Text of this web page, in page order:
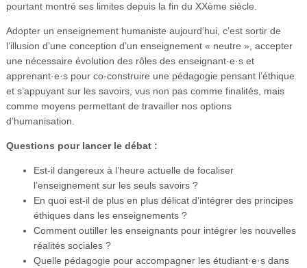
pourtant montré ses limites depuis la fin du XXème siècle.
Adopter un enseignement humaniste aujourd’hui, c’est sortir de
l’illusion d’une conception d’un enseignement « neutre », accepter
une nécessaire évolution des rôles des enseignant·e·s et
apprenant·e·s pour co-construire une pédagogie pensant l’éthique
et s’appuyant sur les savoirs, vus non pas comme finalités, mais
comme moyens permettant de travailler nos options
d’humanisation.
Questions pour lancer le débat :
Est-il dangereux à l’heure actuelle de focaliser
l’enseignement sur les seuls savoirs ?
En quoi est-il de plus en plus délicat d’intégrer des principes
éthiques dans les enseignements ?
Comment outiller les enseignants pour intégrer les nouvelles
réalités sociales ?
Quelle pédagogie pour accompagner les étudiant·e·s dans